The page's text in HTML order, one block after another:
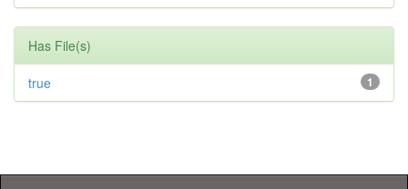
Has File(s)
1
true